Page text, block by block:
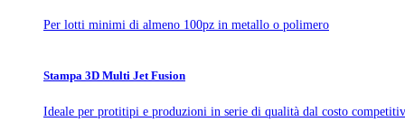
Per lotti minimi di almeno 100pz in metallo o polimero
Stampa 3D Multi Jet Fusion
Ideale per protitipi e produzioni in serie di qualità dal costo